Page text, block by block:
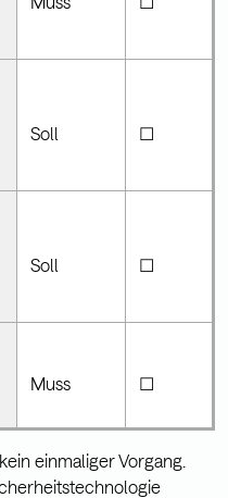
Soll ☐
Soll ☐
Muss ☐
einmaliger Vorgang.